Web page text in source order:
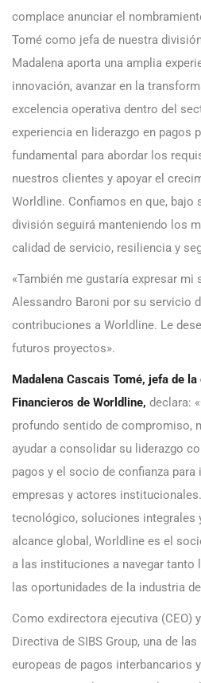
complace anunciar el
Tomé como jefa de nuestra
Madalena aporta una amplia
innovación, avanzar en la
excelencia operativa dentro del
experiencia en liderazgo en pagos
fundamental para abordar los
nuestros clientes y apoyar el
Worldline. Confiamos en que, bajo
división seguirá manteniendo los
calidad de servicio, resiliencia y
«También me gustaría expresar
Alessandro Baroni por su servicio
contribuciones a Worldline. Le
futuros proyectos».
Madalena Cascais Tomé, jefa de
Financieros de Worldline, declara:
profundo sentido de compromiso,
ayudar a consolidar su liderazgo
pagos y el socio de confianza
empresas y actores
tecnológico, soluciones integrales
alcance global, Worldline es el
a las instituciones a navegar
las oportunidades de la industria
Como exdirectora ejecutiva (CEO)
Directiva de SIBS Group, una de
europeas de pagos interbancarios